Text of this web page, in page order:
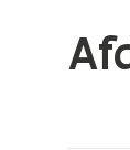
laden.